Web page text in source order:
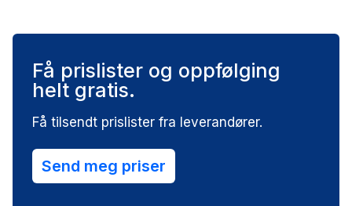
Få prislister og oppfølging
helt gratis.
Få tilsendt prislister fra leverandører.
Send meg priser